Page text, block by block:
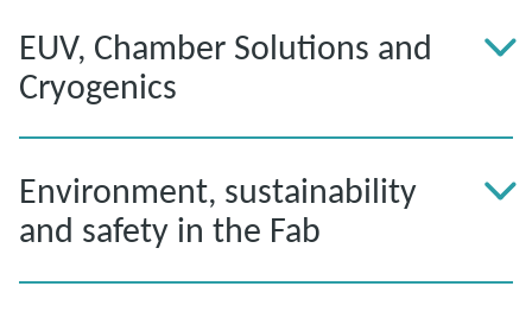
EUV, Chamber Solutions and
Cryogenics
Environment, sustainability
and safety in the Fab